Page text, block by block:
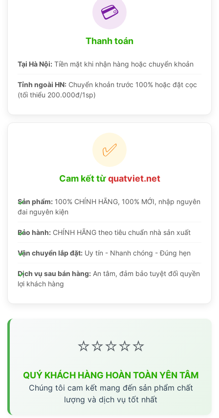
💳
Thanh toán
Tại Hà Nội: Tiền mặt khi nhận hàng hoặc chuyển khoản
Tỉnh ngoài HN: Chuyển khoản trước 100% hoặc đặt cọc
(tối thiểu 200.000đ/1sp)
✅
Cam kết từquatviet.net
Sản phẩm: 100% CHÍNH HÃNG, 100% MỚI, nhập nguyên
đai nguyên kiện
Bảo hành: CHÍNH HÃNG theo tiêu chuẩn nhà sản xuất
Vận chuyển lắp đặt: Uy tín - Nhanh chóng - Đúng hẹn
Dịch vụ sau bán hàng: An tâm, đảm bảo tuyệt đối quyền
lợi khách hàng
⭐⭐⭐⭐⭐
QUÝ KHÁCH HÀNG HOÀN TOÀN YÊN TÂM
Chúng tôi cam kết mang đến sản phẩm chất
lượng và dịch vụ tốt nhất